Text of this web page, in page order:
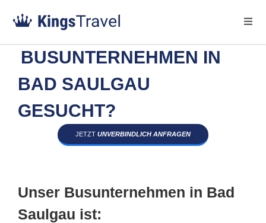
BUSUNTERNEHMEN IN
BAD SAULGAU
GESUCHT?
JETZT UNVERBINDLICH ANFRAGEN
Unser Busunternehmen in Bad
Saulgau ist: